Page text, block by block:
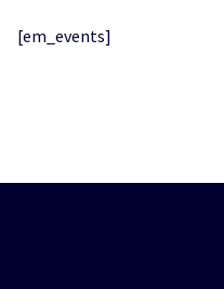
[em_events]